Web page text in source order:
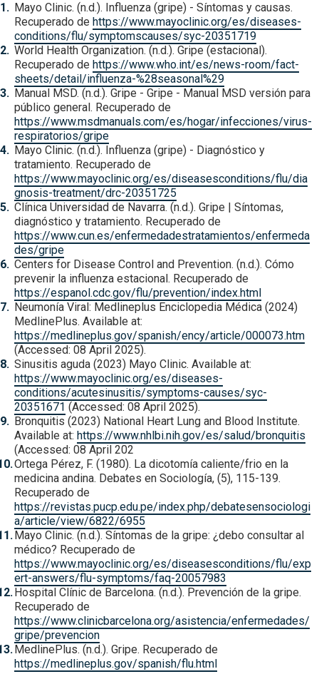
Mayo Clinic. (n.d.). Influenza (gripe) - Síntomas y causas.
Recuperado de https://www.mayoclinic.org/es/diseases-
conditions/flu/symptomscauses/syc-20351719
World Health Organization. (n.d.). Gripe (estacional).
Recuperado de https://www.who.int/es/news-room/fact-
sheets/detail/influenza-%28seasonal%29
Manual MSD. (n.d.). Gripe - Gripe - Manual MSD versión para
público general. Recuperado de
https://www.msdmanuals.com/es/hogar/infecciones/virus-
respiratorios/gripe
Mayo Clinic. (n.d.). Influenza (gripe) - Diagnóstico y
tratamiento. Recuperado de
https://www.mayoclinic.org/es/diseasesconditions/flu/dia
gnosis-treatment/drc-20351725
Clínica Universidad de Navarra. (n.d.). Gripe | Síntomas,
diagnóstico y tratamiento. Recuperado de
https://www.cun.es/enfermedadestratamientos/enfermeda
des/gripe
Centers for Disease Control and Prevention. (n.d.). Cómo
prevenir la influenza estacional. Recuperado de
https://espanol.cdc.gov/flu/prevention/index.html
Neumonía Viral: Medlineplus Enciclopedia Médica (2024)
MedlinePlus. Available at:
https://medlineplus.gov/spanish/ency/article/000073.htm
(Accessed: 08 April 2025).
Sinusitis aguda (2023) Mayo Clinic. Available at:
https://www.mayoclinic.org/es/diseases-
conditions/acutesinusitis/symptoms-causes/syc-
20351671 (Accessed: 08 April 2025).
Bronquitis (2023) National Heart Lung and Blood Institute.
Available at: https://www.nhlbi.nih.gov/es/salud/bronquitis
(Accessed: 08 April 202
Ortega Pérez, F. (1980). La dicotomía caliente/frio en la
medicina andina. Debates en Sociología, (5), 115-139.
Recuperado de
https://revistas.pucp.edu.pe/index.php/debatesensociologi
a/article/view/6822/6955
Mayo Clinic. (n.d.). Síntomas de la gripe: ¿debo consultar al
médico? Recuperado de
https://www.mayoclinic.org/es/diseasesconditions/flu/exp
ert-answers/flu-symptoms/faq-20057983
Hospital Clínic de Barcelona. (n.d.). Prevención de la gripe.
Recuperado de
https://www.clinicbarcelona.org/asistencia/enfermedades/
gripe/prevencion
MedlinePlus. (n.d.). Gripe. Recuperado de
https://medlineplus.gov/spanish/flu.html